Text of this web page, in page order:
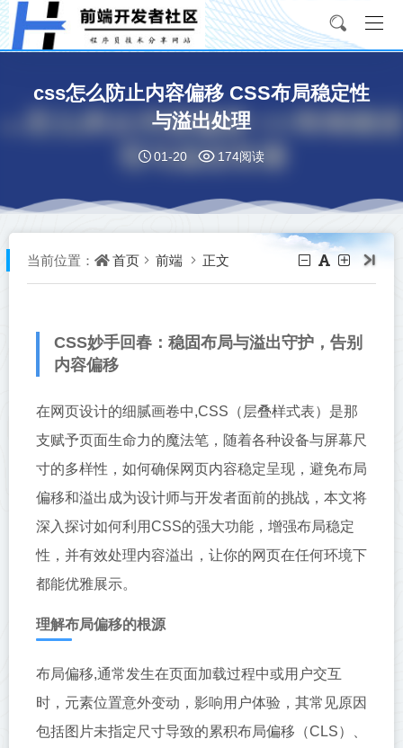
css怎么防止内容偏移 CSS布局稳定性
与溢出处理
01-20 174阅读
当前位置： 首页 前端 正文
CSS妙手回春：稳固布局与溢出守护，告别
内容偏移
在网页设计的细腻画卷中,CSS（层叠样式表）是那
支赋予页面生命力的魔法笔，随着各种设备与屏幕尺
寸的多样性，如何确保网页内容稳定呈现，避免布局
偏移和溢出成为设计师与开发者面前的挑战，本文将
深入探讨如何利用CSS的强大功能，增强布局稳定
性，并有效处理内容溢出，让你的网页在任何环境下
都能优雅展示。
理解布局偏移的根源
布局偏移,通常发生在页面加载过程中或用户交互
时，元素位置意外变动，影响用户体验，其常见原因
包括图片未指定尺寸导致的累积布局偏移（CLS）、